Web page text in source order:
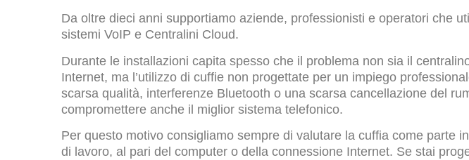
Da oltre dieci anni supportiamo aziende, professionisti e operatori che
sistemi VoIP e Centralini Cloud.
Durante le installazioni capita spesso che il problema non sia il
Internet, ma l’utilizzo di cuffie non progettate per un impiego
scarsa qualità, interferenze Bluetooth o una scarsa cancellazione del
compromettere anche il miglior sistema telefonico.
Per questo motivo consigliamo sempre di valutare la cuffia come parte
di lavoro, al pari del computer o della connessione Internet. Se stai